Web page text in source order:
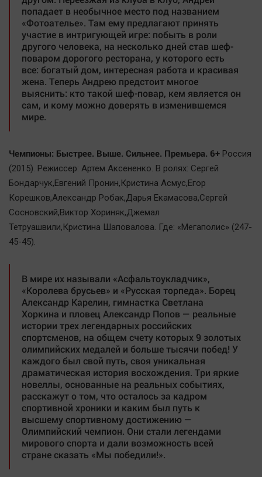
попадает в необычное место под названием
«Фотоателье». Там ему предлагают принять
участие в интригующей игре: побыть в роли
другого человека, на несколько дней став шеф-
поваром дорогого ресторана, у которого есть
все: богатый дом, интересная работа и красивая
жена. Теперь Андрею предстоит многое
выяснить: кто такой шеф-повар, кем является он
сам, и кому можно доверять в изменившемся
мире.
Чемпионы: Быстрее. Выше. Сильнее. Премьера. 6+ Россия
(2015). Режиссер: Артем Аксененко. В ролях: Сергей
Бондарчук,Евгений Пронин,Кристина Асмус,Егор
Корешков,Александр Робак,Дарья Екамасова,Сергей
Сосновский,Виктор Хориняк,Джемал
Тетруашвили,Кристина Шаповалова. Где: «Мегаполис» (247-
45-45).
В мире их называли «Асфальтоукладчик»,
«Королева брусьев» и «Русская торпеда». Борец
Александр Карелин, гимнастка Светлана
Хоркина и пловец Александр Попов — реальные
истории трех легендарных российских
спортсменов, на общем счету которых 9 золотых
олимпийских медалей и больше тысячи побед! У
каждого был свой путь, своя уникальная
драматическая история восхождения. Три яркие
новеллы, основанные на реальных событиях,
расскажут о том, что осталось за кадром
спортивной хроники и каким был путь к
высшему спортивному достижению —
Олимпийский чемпион. Они стали легендами
мирового спорта и дали возможность всей
стране сказать «Мы победили!».